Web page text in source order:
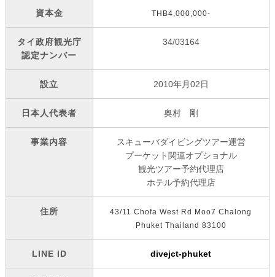
資本金 THB4,000,000-
タイ政府観光庁
認定ナンバー
34/03164
設立 2010年月02日
日本人代表者 奥村 剛
事業内容
スキューバダイビングツアー運営
プーケット関連オプショナル
観光ツアー予約代理店
ホテル予約代理店
住所
43/11 Chofa West Rd Moo7 Chalong
Phuket Thailand 83100
LINE ID divejct-phuket